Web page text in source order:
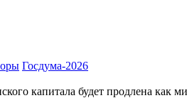
Госдума-2026
капитала будет продлена как